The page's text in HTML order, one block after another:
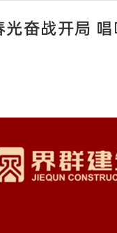
光奋战开局